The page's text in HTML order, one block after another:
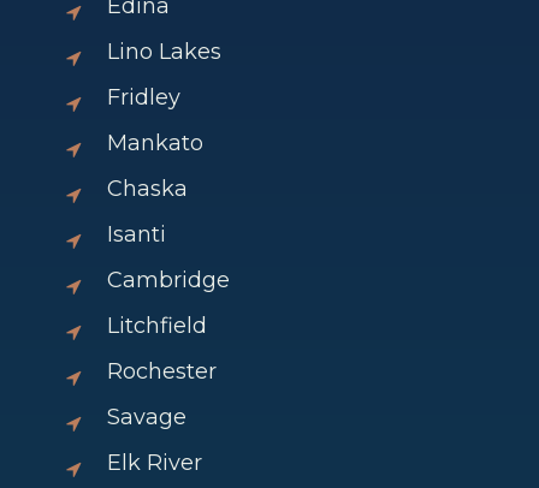
Edina
Lino Lakes
Fridley
Mankato
Chaska
Isanti
Cambridge
Litchfield
Rochester
Savage
Elk River